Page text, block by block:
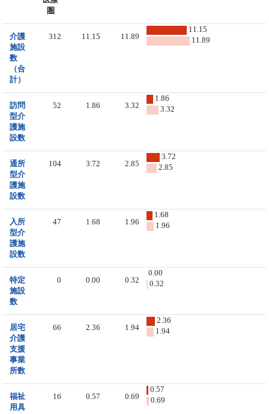
圏
介護
施設
数
（合
計）
312 11.15 11.89
11.15
11.89
訪問
型介
護施
設数
52 1.86 3.32
1.86
3.32
通所
型介
護施
設数
104 3.72 2.85
3.72
2.85
入所
型介
護施
設数
47 1.68 1.96
1.68
1.96
特定
施設
数
0 0.00 0.32
0.00
0.32
居宅
介護
支援
事業
所数
66 2.36 1.94
2.36
1.94
福祉
用具
16 0.57 0.69
0.57
0.69